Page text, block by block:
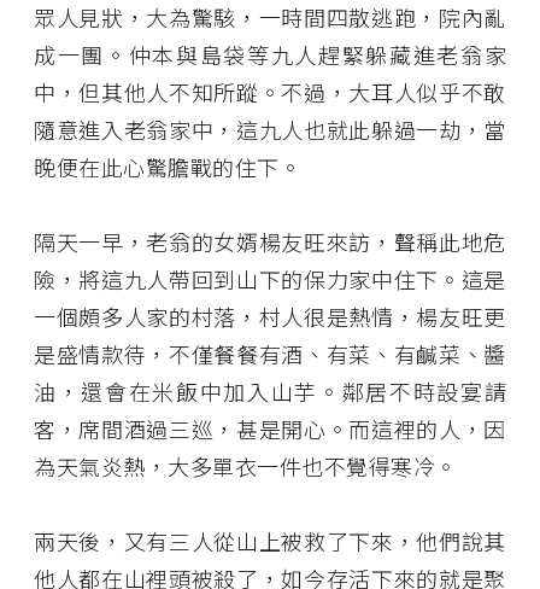
眾人見狀，大為驚駭，一時間四散逃跑，院內亂
成一團。仲本與島袋等九人趕緊躲藏進老翁家
中，但其他人不知所蹤。不過，大耳人似乎不敢
隨意進入老翁家中，這九人也就此躲過一劫，當
晚便在此心驚膽戰的住下。
隔天一早，老翁的女婿楊友旺來訪，聲稱此地危
險，將這九人帶回到山下的保力家中住下。這是
一個頗多人家的村落，村人很是熱情，楊友旺更
是盛情款待，不僅餐餐有酒、有菜、有鹹菜、醬
油，還會在米飯中加入山芋。鄰居不時設宴請
客，席間酒過三巡，甚是開心。而這裡的人，因
為天氣炎熱，大多單衣一件也不覺得寒冷。
兩天後，又有三人從山上被救了下來，他們說其
他人都在山裡頭被殺了，如今存活下來的就是聚